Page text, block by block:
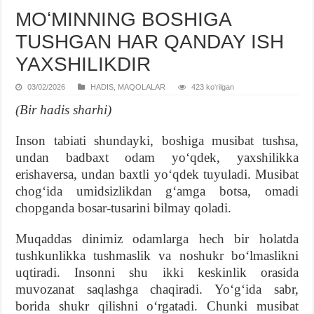
MOʻMINNING BOSHIGA
TUSHGAN HAR QANDAY ISH
YAXSHILIKDIR
03/02/2026 HADIS MAQOLALAR 423 koʻrilgan
(Bir hadis sharhi)
Inson tabiati shundayki, boshiga musibat tushsa,
undan badbaxt odam yoʻqdek, yaxshilikka
erishaversa, undan baxtli yoʻqdek tuyuladi. Musibat
chogʻida umidsizlikdan gʻamga botsa, omadi
chopganda bosar-tusarini bilmay qoladi.
Muqaddas dinimiz odamlarga hech bir holatda
tushkunlikka tushmaslik va noshukr boʻlmaslikni
uqtiradi. Insonni shu ikki keskinlik orasida
muvozanat saqlashga chaqiradi. Yoʻgʻida sabr,
borida shukr qilishni oʻrgatadi. Chunki musibat